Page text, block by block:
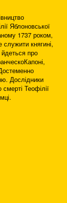
Яблоновської
1737 роком,
княгині,
про
Дослідники
Теофілії